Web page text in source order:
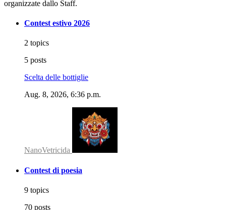
organizzate dallo Staff.
Contest estivo 2026
2 topics
5 posts
Scelta delle bottiglie
Aug. 8, 2026, 6:36 p.m.
NanoVetricida
Contest di poesia
9 topics
70 posts